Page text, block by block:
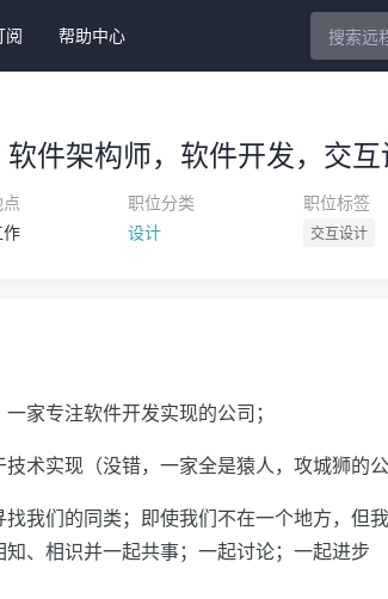
阅 帮助中心
件架构师，软件开发，交
职位分类
设计
职位标签
交互设计
家专注软件开发实现的公司；
术实现（没错，一家全是猿人，攻城狮的公
我们的同类；即使我们不在一个地方，但
、相识并一起共事；一起讨论；一起进步